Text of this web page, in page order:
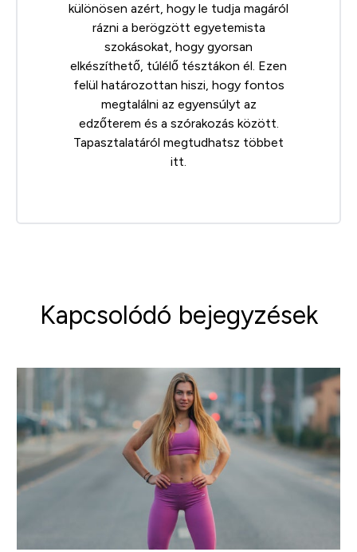
különösen azért, hogy le tudja magáról
rázni a berögzött egyetemista
szokásokat, hogy gyorsan
elkészíthető, túlélő tésztákon él. Ezen
felül határozottan hiszi, hogy fontos
megtalálni az egyensúlyt az
edzőterem és a szórakozás között.
Tapasztalatáról megtudhatsz többet
itt
Kapcsolódó bejegyzések